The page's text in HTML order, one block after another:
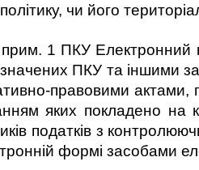
чи його
1 ПКУ Електронний
ПКУ та
правовими актами,
яких покладено
податків з
формі засобами